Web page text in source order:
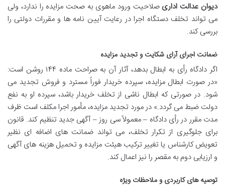
دیوان عدالت اداری صلاحیت ورود ماهوی به صحت مزایده را ندارد، ولی
می تواند تخلف دستگاه اجرا در رعایت آیین نامه ها و مقررات دولتی را
بررسی کند.
ضمانت اجرای آرای شکایت و تجدید مزایده
اگر دادگاه رأی به ابطال بدهد، آثار آن به صراحت ماده ۱۴۴ روشن است:
«در صورت ابطال مزایده، سپرده خریدار فوراً مسترد و فروش تجدید می
شود. در صورتی که ابطال ناشی از تخلف خریدار باشد، سپرده او به نفع
دولت ضبط می گردد.» در مورد تجدید مزایده، مأمور اجرا مکلف است ظرف
مدت مقرر در رأی دادگاه – معمولاً سی روز – آگهی جدید تنظیم کند. قانون
برای جلوگیری از تکرار تخلف، می تواند ضمانت های اضافه ای نظیر
تعویض کارشناس یا تغییر ترکیب هیئت مزایده و تحمیل هزینه های آگهی
و ارزیابی دوم به مقصر را نیز اعمال کند.
توصیه های کاربردی و ملاحظات ویژه